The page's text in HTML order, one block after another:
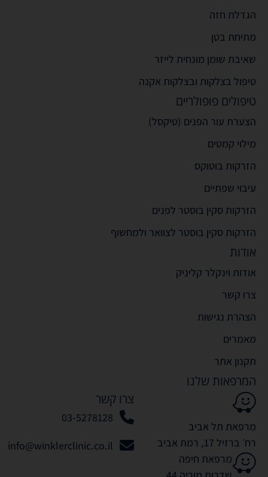
הגדלת חזה
מתיחת בטן
שאיבת שומן מונחית לייזר
טיפול בצלקות ובצלקות אקנה
טיפולים פופולריים
הצערת עור הפנים (טיקסל)
מילוי קמטים
הזרקות בוטוקס
עיבוי שפתיים
הזרקות סקין בוסטר לפנים
הזרקות סקין בוסטר לצוואר ולמחשוף
אודות
אודות וינקלר קליניק
צרו קשר
הצהרת נגישות
מאמרים
תקנון אתר
המרפאות שלנו
מרפאת תל אביב
רח׳ ברזיל 17, רמת אביב
מרפאת חיפה
צרו קשר
03-5278128
info@winklerclinic.co.il